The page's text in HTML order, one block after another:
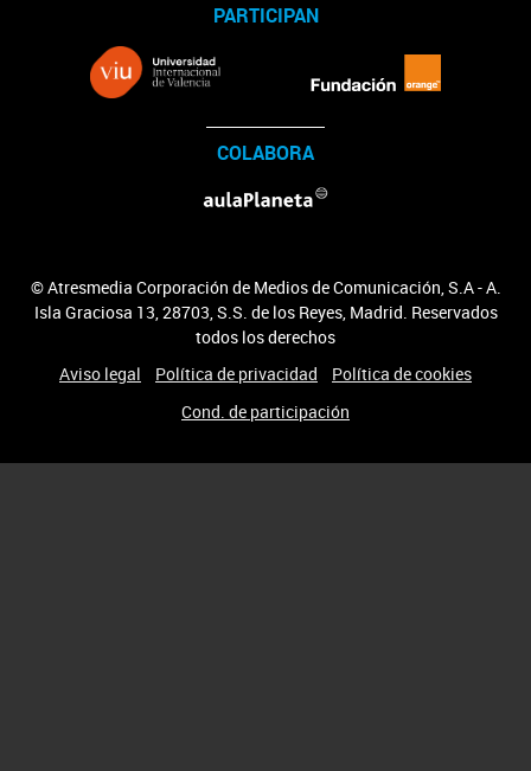
PARTICIPAN
COLABORA
© Atresmedia Corporación de Medios de Comunicación, S.A - A.
Isla Graciosa 13, 28703, S.S. de los Reyes, Madrid. Reservados
todos los derechos
Aviso legal
Política de privacidad
Política de cookies
Cond. de participación